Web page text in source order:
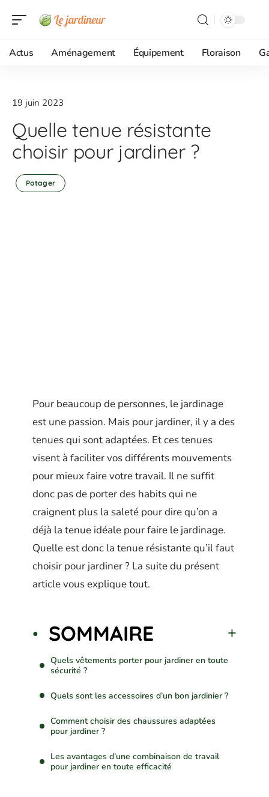
Actus Aménagement Équipement Floraison
19 juin 2023
Quelle tenue résistante
choisir pour jardiner ?
Potager
Pour beaucoup de personnes, le jardinage
est une passion. Mais pour jardiner, il y a des
tenues qui sont adaptées. Et ces tenues
visent à faciliter vos différents mouvements
pour mieux faire votre travail. Il ne suffit
donc pas de porter des habits qui ne
craignent plus la saleté pour dire qu’on a
déjà la tenue idéale pour faire le jardinage.
Quelle est donc la tenue résistante qu’il faut
choisir pour jardiner ? La suite du présent
article vous explique tout.
SOMMAIRE
Quels vêtements porter pour jardiner en toute
sécurité ?
Quels sont les accessoires d’un bon jardinier ?
Comment choisir des chaussures adaptées
pour jardiner ?
Les avantages d’une combinaison de travail
pour jardiner en toute efficacité